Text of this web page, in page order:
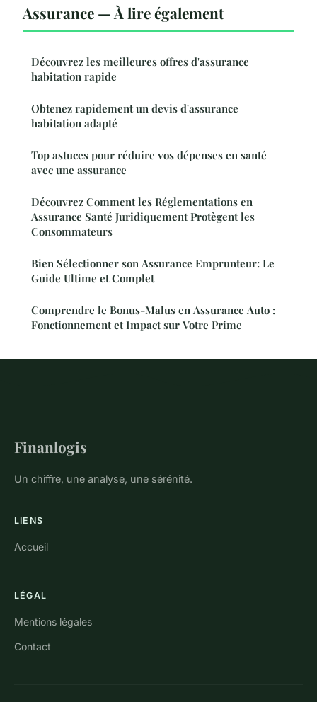
Assurance — À lire également
Découvrez les meilleures offres d'assurance
habitation rapide
Obtenez rapidement un devis d'assurance
habitation adapté
Top astuces pour réduire vos dépenses en santé
avec une assurance
Découvrez Comment les Réglementations en
Assurance Santé Juridiquement Protègent les
Consommateurs
Bien Sélectionner son Assurance Emprunteur: Le
Guide Ultime et Complet
Comprendre le Bonus-Malus en Assurance Auto :
Fonctionnement et Impact sur Votre Prime
Finanlogis
Un chiffre, une analyse, une sérénité.
LIENS
Accueil
LÉGAL
Mentions légales
Contact